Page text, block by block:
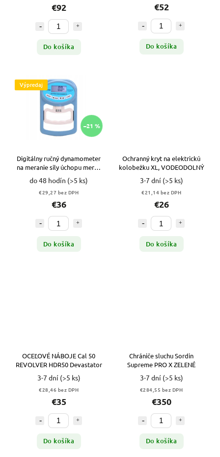
€92
Do košíka
€52
Do košíka
Výpredaj
–21 %
Digitálny ručný dynamometer
na meranie sily úchopu merač
výkonu VYPR
do 48 hodín (>5 ks)
€29,27 bez DPH
€36
Do košíka
Ochranný kryt na elektrickú
kolobežku XL, VODEODOLNÝ
3-7 dní (>5 ks)
€21,14 bez DPH
€26
Do košíka
OCEĽOVÉ NÁBOJE Cal 50
REVOLVER HDR50 Devastator
3-7 dní (>5 ks)
€28,46 bez DPH
€35
Do košíka
Chrániče sluchu Sordin
Supreme PRO X ZELENÉ
3-7 dní (>5 ks)
€284,55 bez DPH
€350
Do košíka